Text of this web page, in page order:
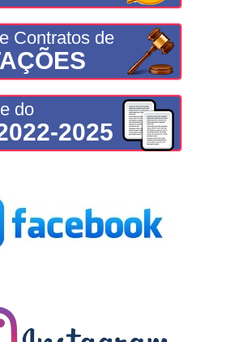
Contratos de
do
2025